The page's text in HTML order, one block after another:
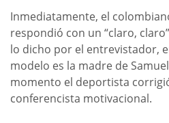
Inmediatamente, el
respondió con un “claro,
lo dicho por el entrevistador,
modelo es la madre de
momento el deportista
conferencista motivacional.